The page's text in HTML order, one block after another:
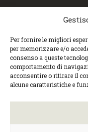
Per fornire le migliori
per memorizzare e/o
consenso a queste
comportamento di
acconsentire o ritirare il
alcune caratteristiche e
Copyright ©
contenuto può
sito approvi la
Centro
33100 Udine |